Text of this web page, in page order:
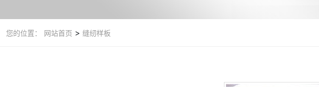
您的位置： 网站首页 > 缝纫样板